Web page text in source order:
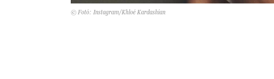
© Fotó: Instagram/Khloé Kardashian